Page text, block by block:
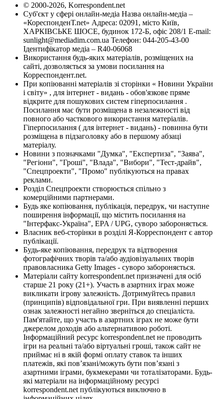
© 2000-2026, Korrespondent.net
Суб'єкт у сфері онлайн-медіа Назва онлайн-медіа –
«КореспонденТ.net» Адреса: 02091, місто Київ,
ХАРКІВСЬКЕ ШОСЕ, будинок 172-Б, офіс 208/1 E-mail:
sunlight@mediadim.com.ua Телефон: 044-205-43-00
Ідентифікатор медіа – R40-06068
Використання будь-яких матеріалів, розміщених на
сайті, дозволяється за умови посилання на
Корреспондент.net.
При копіюванні матеріалів зі сторінки « Новини України
і світу» , для інтернет - видань - обов'язкове пряме
відкрите для пошукових систем гіперпосилання .
Посилання має бути розміщена в незалежності від
повного або часткового використання матеріалів.
Гіперпосилання ( для інтернет - видань) - повинна бути
розміщена в підзаголовку або в першому абзаці
матеріалу.
Новини з позначками "Думка", "Експертиза", "Заява",
"Регіони", "Гроші", "Влада", "Вибори", "Тест-драйв",
"Спецпроекти", "Промо" публікуються на правах
реклами.
Розділ Спецпроекти створюється спільно з
комерційними партнерами.
Будь яке копіювання, публікація, передрук, чи наступне
поширення інформації, що містить посилання на
"Інтерфакс-Україна", EPA / UPG, суворо забороняється.
Власник веб-сторінки в розділі Я-Корреспондент є автор
публікації.
Будь-яке копіювання, передрук та відтворення
фотографічних творів та/або аудіовізуальних творів
правовласника Getty Images - суворо забороняється.
Матеріали сайту korrespondent.net призначені для осіб
старше 21 року (21+). Участь в азартних іграх може
викликати ігрову залежність. Дотримуйтесь правил
(принципів) відповідальної гри. При виявленні перших
ознак залежності негайно зверніться до спеціаліста.
Пам'ятайте, що участь в азартних іграх не може бути
джерелом доходів або альтернативою роботі.
Інформаційний ресурс korrespondent.net не проводить
ігри на реальні та/або віртуальні гроші, також сайт не
приймає ні в якій формі оплату ставок та інших
платежів, які пов’язані/можуть бути пов’язані з
азартними іграми, букмекерами чи тоталізаторами. Будь-
які матеріали на інформаційному ресурсі
korrespondent.net публікуються виключно в